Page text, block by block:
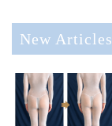
New Articles